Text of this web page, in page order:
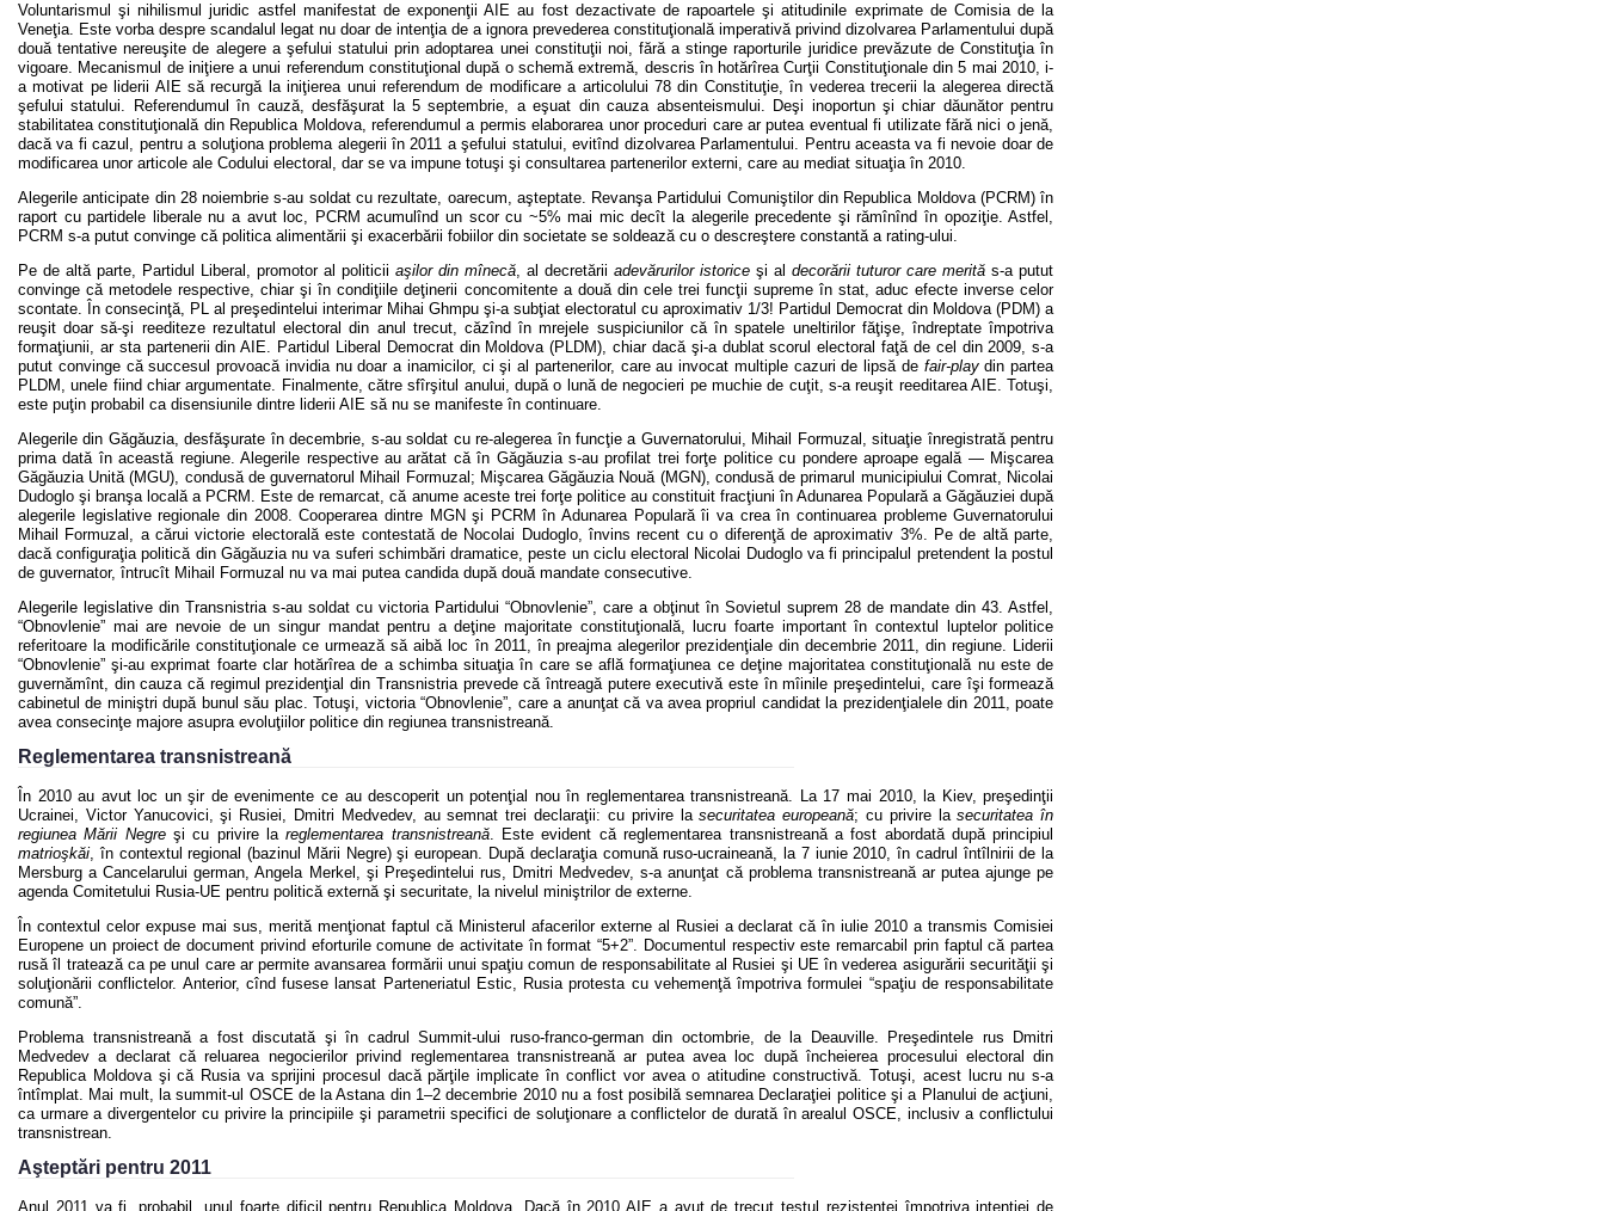
Voluntarismul şi nihilismul juridic astfel manifestat de exponenţii AIE au fost dezactivate de rapoartele şi atitudinile exprimate de Comisia de la
Veneţia. Este vorba despre scandalul legat nu doar de intenţia de a ignora prevederea constituţională imperativă privind dizolvarea Parlamentului după
două tentative nereuşite de alegere a şefului statului prin adoptarea unei constituţii noi, fără a stinge raporturile juridice prevăzute de Constituţia în
vigoare. Mecanismul de iniţiere a unui referendum constituţional după o schemă extremă, descris în hotărîrea Curţii Constituţionale din 5 mai 2010, i-
a motivat pe liderii AIE să recurgă la iniţierea unui referendum de modificare a articolului 78 din Constituţie, în vederea trecerii la alegerea directă
şefului statului. Referendumul în cauză, desfăşurat la 5 septembrie, a eşuat din cauza absenteismului. Deşi inoportun şi chiar dăunător pentru
stabilitatea constituţională din Republica Moldova, referendumul a permis elaborarea unor proceduri care ar putea eventual fi utilizate fără nici o jenă,
dacă va fi cazul, pentru a soluţiona problema alegerii în 2011 a şefului statului, evitînd dizolvarea Parlamentului. Pentru aceasta va fi nevoie doar de
modificarea unor articole ale Codului electoral, dar se va impune totuşi şi consultarea partenerilor externi, care au mediat situaţia în 2010.
Alegerile anticipate din 28 noiembrie s-au soldat cu rezultate, oarecum, aşteptate. Revanşa Partidului Comuniştilor din Republica Moldova (PCRM) în
raport cu partidele liberale nu a avut loc, PCRM acumulînd un scor cu ~5% mai mic decît la alegerile precedente şi rămînînd în opoziţie. Astfel,
PCRM s-a putut convinge că politica alimentării şi exacerbării fobiilor din societate se soldează cu o descreştere constantă a rating-ului.
Pe de altă parte, Partidul Liberal, promotor al politiciiaşilor din mînecă, al decretăriiadevărurilor istorice şi aldecorării tuturor care merită s-a putut
convinge că metodele respective, chiar şi în condiţiile deţinerii concomitente a două din cele trei funcţii supreme în stat, aduc efecte inverse celor
scontate. În consecinţă, PL al preşedintelui interimar Mihai Ghmpu şi-a subţiat electoratul cu aproximativ 1/3! Partidul Democrat din Moldova (PDM) a
reuşit doar să-şi reediteze rezultatul electoral din anul trecut, căzînd în mrejele suspiciunilor că în spatele uneltirilor făţişe, îndreptate împotriva
formaţiunii, ar sta partenerii din AIE. Partidul Liberal Democrat din Moldova (PLDM), chiar dacă şi-a dublat scorul electoral faţă de cel din 2009, s-a
putut convinge că succesul provoacă invidia nu doar a inamicilor, ci şi al partenerilor, care au invocat multiple cazuri de lipsă de fair-playdin partea
PLDM, unele fiind chiar argumentate. Finalmente, către sfîrşitul anului, după o lună de negocieri pe muchie de cuţit, s-a reuşit reeditarea AIE. Totuşi,
este puţin probabil ca disensiunile dintre liderii AIE să nu se manifeste în continuare.
Alegerile din Găgăuzia, desfăşurate în decembrie, s-au soldat cu re-alegerea în funcţie a Guvernatorului, Mihail Formuzal, situaţie înregistrată pentru
prima dată în această regiune. Alegerile respective au arătat că în Găgăuzia s-au profilat trei forţe politice cu pondere aproape egală — Mişcarea
Găgăuzia Unită (MGU), condusă de guvernatorul Mihail Formuzal; Mişcarea Găgăuzia Nouă (MGN), condusă de primarul municipiului Comrat, Nicolai
Dudoglo şi branşa locală a PCRM. Este de remarcat, că anume aceste trei forţe politice au constituit fracţiuni în Adunarea Populară a Găgăuziei după
alegerile legislative regionale din 2008. Cooperarea dintre MGN şi PCRM în Adunarea Populară îi va crea în continuarea probleme Guvernatorului
Mihail Formuzal, a cărui victorie electorală este contestată de Nocolai Dudoglo, învins recent cu o diferenţă de aproximativ 3%. Pe de altă parte,
dacă configuraţia politică din Găgăuzia nu va suferi schimbări dramatice, peste un ciclu electoral Nicolai Dudoglo va fi principalul pretendent la postul
de guvernator, întrucît Mihail Formuzal nu va mai putea candida după două mandate consecutive.
Alegerile legislative din Transnistria s-au soldat cu victoria Partidului “Obnovlenie”, care a obţinut în Sovietul suprem 28 de mandate din 43. Astfel,
“Obnovlenie” mai are nevoie de un singur mandat pentru a deţine majoritate constituţională, lucru foarte important în contextul luptelor politice
referitoare la modificările constituţionale ce urmează să aibă loc în 2011, în preajma alegerilor prezidenţiale din decembrie 2011, din regiune. Liderii
“Obnovlenie” şi-au exprimat foarte clar hotărîrea de a schimba situaţia în care se află formaţiunea ce deţine majoritatea constituţională nu este de
guvernămînt, din cauza că regimul prezidenţial din Transnistria prevede că întreagă putere executivă este în mîinile preşedintelui, care îşi formează
cabinetul de miniştri după bunul său plac. Totuşi, victoria “Obnovlenie”, care a anunţat că va avea propriul candidat la prezidenţialele din 2011, poate
avea consecinţe majore asupra evoluţiilor politice din regiunea transnistreană.
Reglementarea transnistreană
În 2010 au avut loc un şir de evenimente ce au descoperit un potenţial nou în reglementarea transnistreană. La 17 mai 2010, la Kiev, preşedinţii
Ucrainei, Victor Yanucovici, şi Rusiei, Dmitri Medvedev, au semnat trei declaraţii: cu privire lasecuritatea europeană; cu privire lasecuritatea în
regiunea Mării Negreşi cu privire lareglementarea transnistreană. Este evident că reglementarea transnistreană a fost abordată după principiul
matrioşkăi, în contextul regional (bazinul Mării Negre) şi european. După declaraţia comună ruso-ucraineană, la 7 iunie 2010, în cadrul întîlnirii de la
Mersburg a Cancelarului german, Angela Merkel, şi Preşedintelui rus, Dmitri Medvedev, s-a anunţat că problema transnistreană ar putea ajunge pe
agenda Comitetului Rusia-UE pentru politică externă şi securitate, la nivelul miniştrilor de externe.
În contextul celor expuse mai sus, merită menţionat faptul că Ministerul afacerilor externe al Rusiei a declarat că în iulie 2010 a transmis Comisiei
Europene un proiect de document privind eforturile comune de activitate în format “5+2”. Documentul respectiv este remarcabil prin faptul că partea
rusă îl tratează ca pe unul care ar permite avansarea formării unui spaţiu comun de responsabilitate al Rusiei şi UE în vederea asigurării securităţii şi
soluţionării conflictelor. Anterior, cînd fusese lansat Parteneriatul Estic, Rusia protesta cu vehemenţă împotriva formulei “spaţiu de responsabilitate
comună”.
Problema transnistreană a fost discutată şi în cadrul Summit-ului ruso-franco-german din octombrie, de la Deauville. Preşedintele rus Dmitri
Medvedev a declarat că reluarea negocierilor privind reglementarea transnistreană ar putea avea loc după încheierea procesului electoral din
Republica Moldova şi că Rusia va sprijini procesul dacă părţile implicate în conflict vor avea o atitudine constructivă. Totuşi, acest lucru nu s-a
întîmplat. Mai mult, la summit-ul OSCE de la Astana din 1–2 decembrie 2010 nu a fost posibilă semnarea Declaraţiei politice şi a Planului de acţiuni,
ca urmare a divergentelor cu privire la principiile şi parametrii specifici de soluţionare a conflictelor de durată în arealul OSCE, inclusiv a conflictului
transnistrean.
Aşteptări pentru 2011
Anul 2011 va fi, probabil, unul foarte dificil pentru Republica Moldova. Dacă în 2010 AIE a avut de trecut testul rezistenţei împotriva intenţiei de